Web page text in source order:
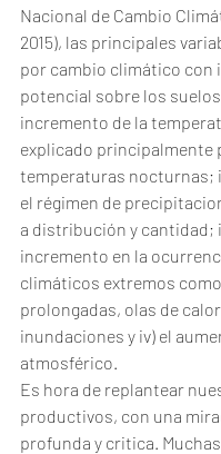
Nacional de Cambio
2015), las principales
por cambio climático con
potencial sobre los
incremento de la
explicado principalmente
temperaturas nocturnas;
el régimen de
a distribución y cantidad;
incremento en la
climáticos extremos
prolongadas, olas de
inundaciones y iv) el
atmosférico.
Es hora de replantear
productivos, con una
profunda y critica.